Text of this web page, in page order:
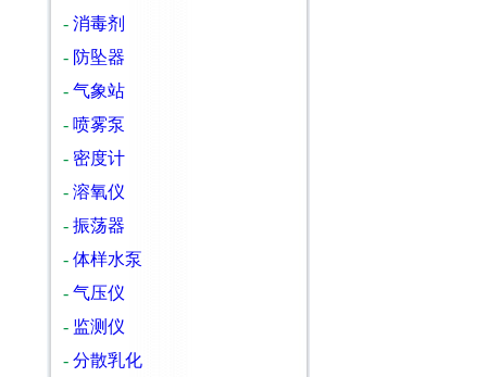
- 消毒剂
- 防坠器
- 气象站
- 喷雾泵
- 密度计
- 溶氧仪
- 振荡器
- 体样水泵
- 气压仪
- 监测仪
- 分散乳化